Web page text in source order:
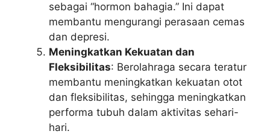
sebagai “hormon bahagia.” Ini dapat
membantu mengurangi perasaan cemas
dan depresi.
Meningkatkan Kekuatan dan
Fleksibilitas: Berolahraga secara teratur
membantu meningkatkan kekuatan otot
dan fleksibilitas, sehingga meningkatkan
performa tubuh dalam aktivitas sehari-
hari.